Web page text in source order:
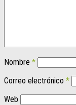
Nombre *
Correo electrónico *
Web